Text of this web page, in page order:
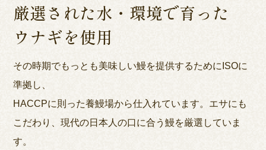
厳選された水・環境で育った
ウナギを使用
その時期でもっとも美味しい鰻を提供するためにISOに
準拠し、
HACCPに則った養鰻場から仕入れています。エサにも
こだわり、現代の日本人の口に合う鰻を厳選していま
す。